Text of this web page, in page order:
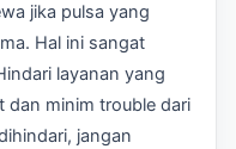
jika pulsa yang
Hal ini sangat
layanan yang
dan minim trouble dari
jangan